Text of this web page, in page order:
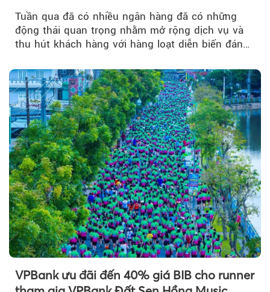
Tuần qua đã có nhiều ngân hàng đã có những
động thái quan trọng nhằm mở rộng dịch vụ và
thu hút khách hàng với hàng loạt diễn biến đáng
VPBank ưu đãi đến 40% giá BIB cho runner